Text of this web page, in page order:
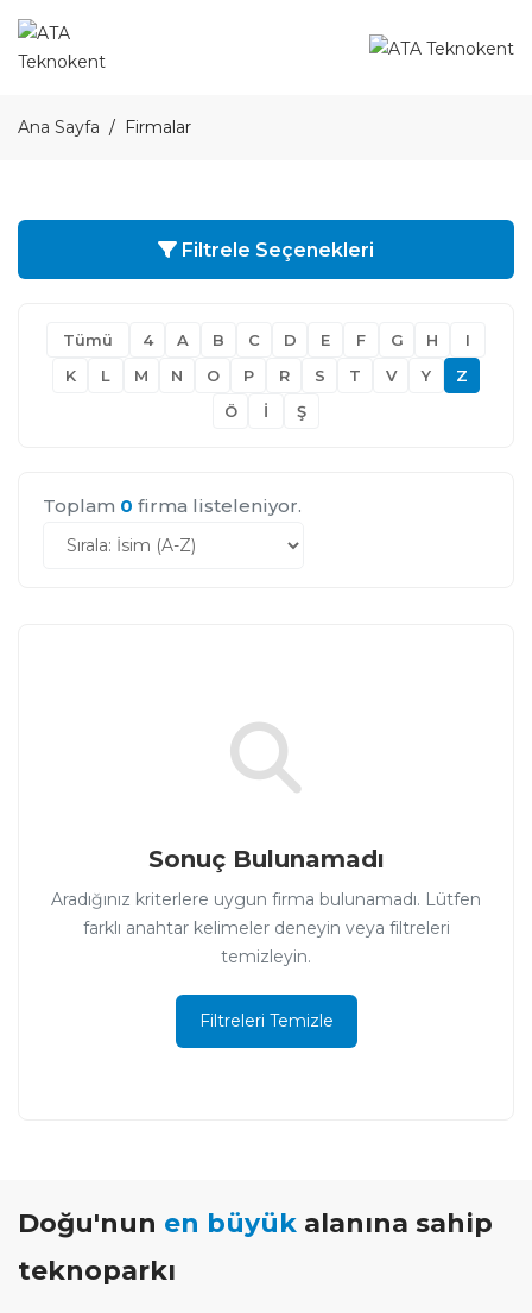
Ana Sayfa Firmalar
Filtrele Seçenekleri
Tümü 4 A B C D E F G H
I
K
L M N O P R S T V Y
Z
Ö
İ Ş
Toplam 0 firma listeleniyor.
Sonuç Bulunamadı
Aradığınız kriterlere uygun firma bulunamadı. Lütfen
farklı anahtar kelimeler deneyin veya filtreleri
temizleyin.
Filtreleri Temizle
Doğu'nun en büyük alanına sahip
teknoparkı